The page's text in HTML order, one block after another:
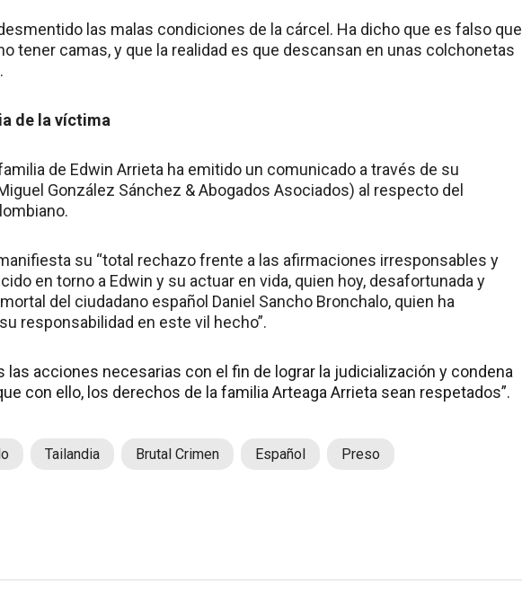
las malas condiciones de la cárcel. Ha dicho que es falso que
tener camas, y que la realidad es que descansan en unas colchonetas
de la víctima
de Edwin Arrieta ha emitido un comunicado a través de su
González Sánchez & Abogados Asociados) al respecto del
su “total rechazo frente a las afirmaciones irresponsables y
en torno a Edwin y su actuar en vida, quien hoy, desafortunada y
del ciudadano español Daniel Sancho Bronchalo, quien ha
responsabilidad en este vil hecho”.
las acciones necesarias con el fin de lograr la judicialización y condena
con ello, los derechos de la familia Arteaga Arrieta sean respetados”.
Tailandia Brutal Crimen Español Preso